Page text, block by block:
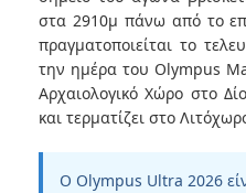
στα 2910μ πάνω από το
πραγματοποιείται το
την ημέρα του Olympus
Αρχαιολογικό Χώρο στο
και τερματίζει στο
Ο Olympus Ultra 2026